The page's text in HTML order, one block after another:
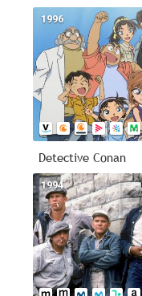
1996
Detective Conan
1994